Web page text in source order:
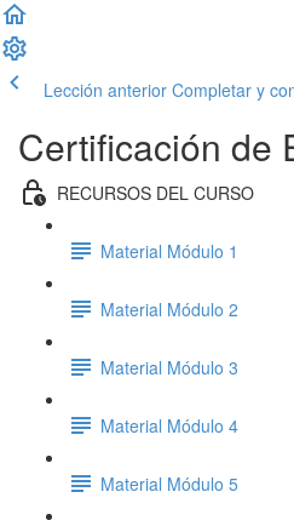
Lección anterior Completar y
Certificación de
RECURSOS DEL CURSO
Material Módulo 1
Material Módulo 2
Material Módulo 3
Material Módulo 4
Material Módulo 5